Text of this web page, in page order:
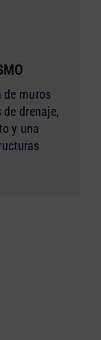
de muros
drenaje,
y una